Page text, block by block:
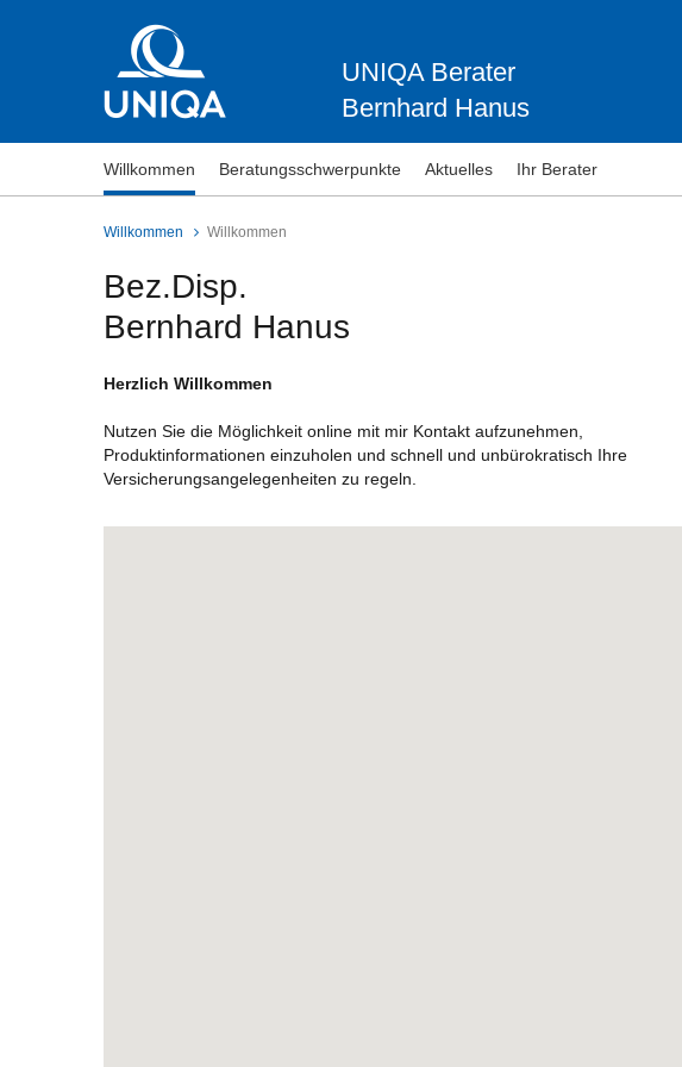
UNIQA Berater
Bernhard Hanus
Willkommen Beratungsschwerpunkte Aktuelles Ihr Berater
Willkommen Willkommen
Bez.Disp.
Bernhard Hanus
Herzlich Willkommen
Nutzen Sie die Möglichkeit online mit mir Kontakt aufzunehmen,
Produktinformationen einzuholen und schnell und unbürokratisch Ihre
Versicherungsangelegenheiten zu regeln.